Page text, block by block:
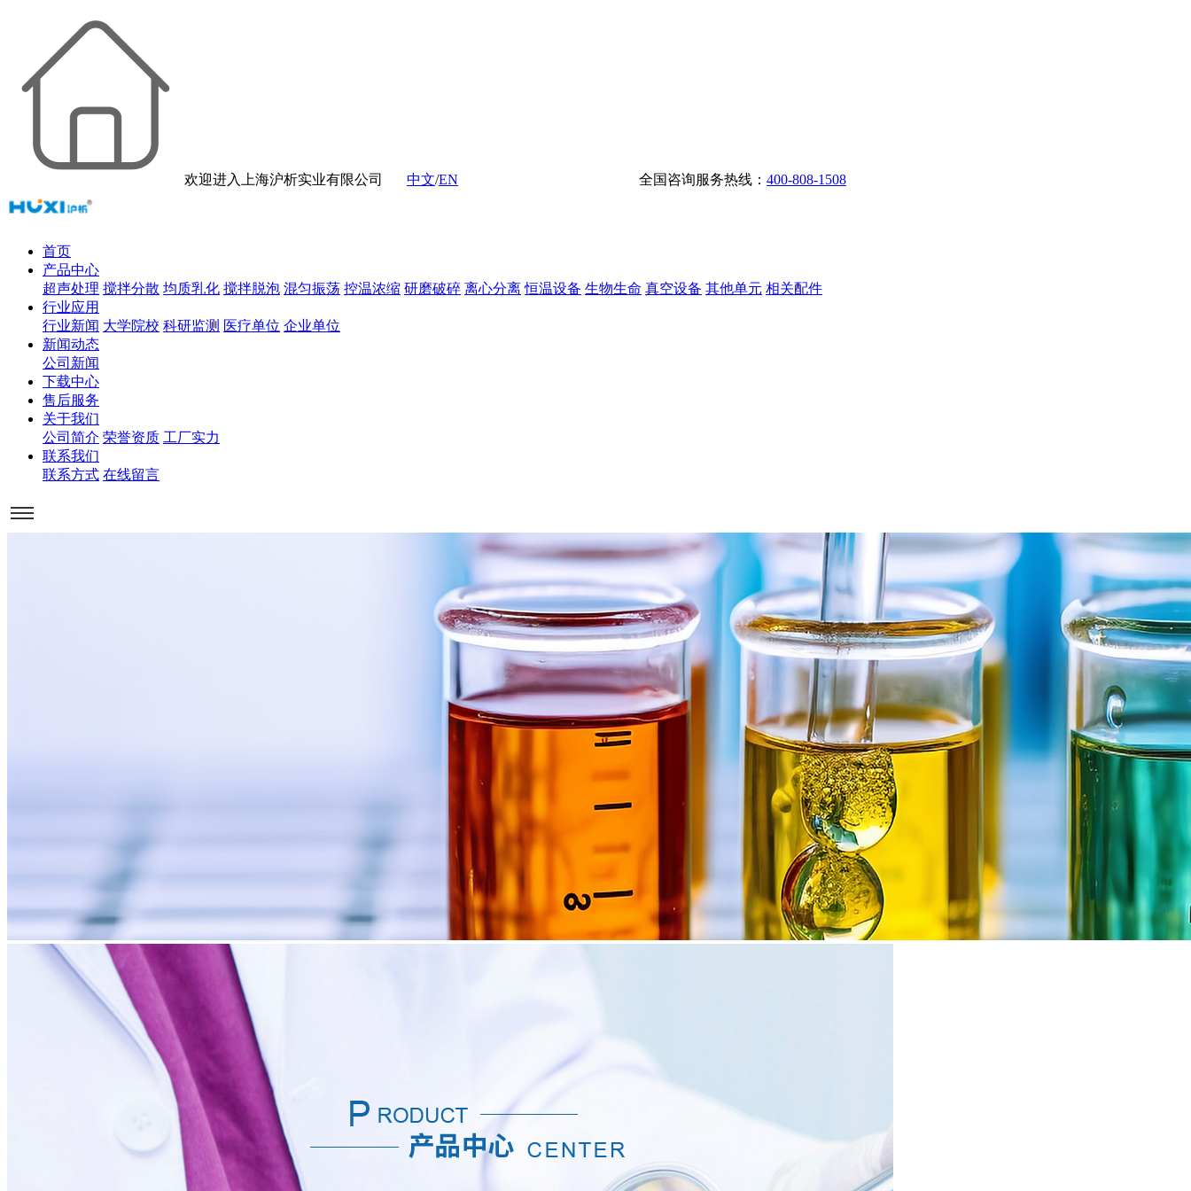
欢迎进入上海沪析实业有限公司 中文/EN 全国咨询服务热线： 400-808-1508
首页
产品中心
超声处理 搅拌分散 均质乳化 搅拌脱泡 混匀振荡 控温浓缩 研磨破碎 离心分离 恒温设备 生物生命 真空设备 其他单元 相关配件
行业应用
行业新闻 大学院校 科研监测 医疗单位 企业单位
新闻动态
公司新闻
下载中心
售后服务
关于我们
公司简介 荣誉资质 工厂实力
联系我们
联系方式 在线留言